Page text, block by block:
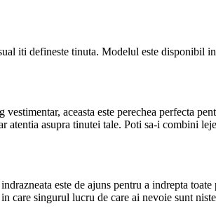
iti defineste tinuta. Modelul este disponibil
aceasta este perechea perfecta
atentia asupra tinutei tale. Poti sa-i combini
este de ajuns pentru a indrepta
care singurul lucru de care ai nevoie sunt